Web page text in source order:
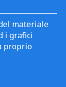
materiale
i grafici
proprio